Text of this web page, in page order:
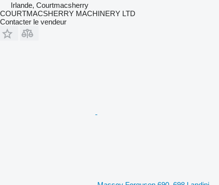
Irlande, Courtmacsherry
COURTMACSHERRY MACHINERY LTD
Contacter le vendeur